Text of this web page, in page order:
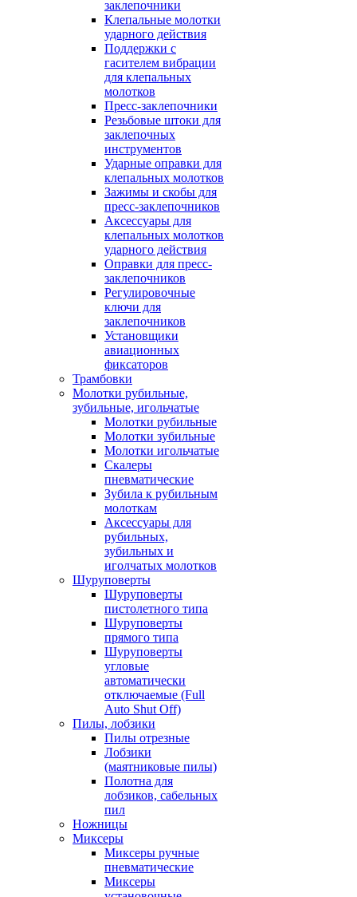
заклепочники
Клепальные молотки
ударного действия
Поддержки с
гасителем вибрации
для клепальных
молотков
Пресс-заклепочники
Резьбовые штоки для
заклепочных
инструментов
Ударные оправки для
клепальных молотков
Зажимы и скобы для
пресс-заклепочников
Аксессуары для
клепальных молотков
ударного действия
Оправки для пресс-
заклепочников
Регулировочные
ключи для
заклепочников
Установщики
авиационных
фиксаторов
Трамбовки
Молотки рубильные,
зубильные, игольчатые
Молотки рубильные
Молотки зубильные
Молотки игольчатые
Скалеры
пневматические
Зубила к рубильным
молоткам
Аксессуары для
рубильных,
зубильных и
иголчатых молотков
Шуруповерты
Шуруповерты
пистолетного типа
Шуруповерты
прямого типа
Шуруповерты
угловые
автоматически
отключаемые (Full
Auto Shut Off)
Пилы, лобзики
Пилы отрезные
Лобзики
(маятниковые пилы)
Полотна для
лобзиков, сабельных
пил
Ножницы
Миксеры
Миксеры ручные
пневматические
Миксеры